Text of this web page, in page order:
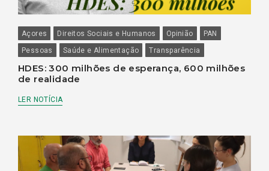
Açores Direitos Sociais e Humanos Opinião
PAN
Pessoas
Saúde e Alimentação Transparência
HDES: 300 milhões de esperança, 600 milhões
de realidade
LER NOTÍCIA